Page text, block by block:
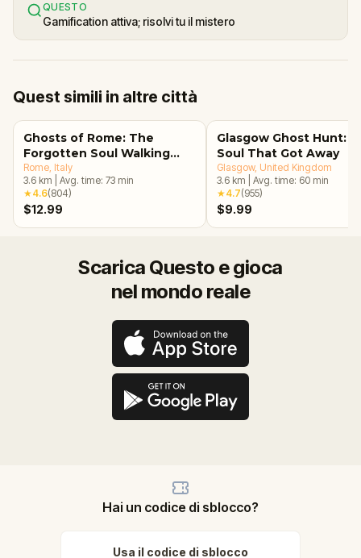
QUESTO
Gamification attiva; risolvi tu il mistero
Quest simili in altre città
Ghosts of Rome: The
Forgotten Soul Walking
Tour & Escape Game
Rome , Italy
3.6 km Avg. time: 73 min
★4.6(804)
$12.99
Glasgow Ghost Hunt:
Soul That Got Away
Glasgow, United Kingdom
3.6 km Avg. time: 60 min
★4.7(955)
$9.99
Scarica Questo e gioca
nel mondo reale
Hai un codice di sblocco?
Usa il codice di sblocco